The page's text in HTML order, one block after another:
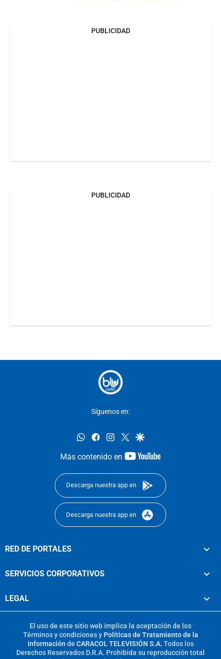
PUBLICIDAD
PUBLICIDAD
Síguenos en:
whatsappfacebookinstagram
twittergoogle
Más contenido en
youtube-
Descarga nuestra app en
Descarga nuestra app en
RED DE PORTALES
SERVICIOS CORPORATIVOS
LEGAL
El uso de este sitio web implica la aceptación de los
Términos y condicionesy Políticas de Tratamiento de la
Información de CARACOL TELEVISIÓN S.A. Todos los
Derechos Reservados D.R.A. Prohibida su reproducción total